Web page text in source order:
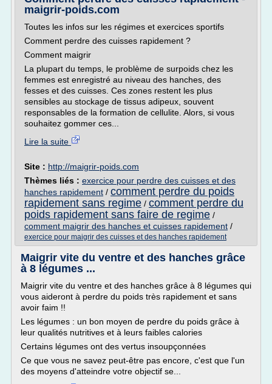
maigrir-poids.com
Toutes les infos sur les régimes et exercices sportifs
Comment perdre des cuisses rapidement ?
Comment maigrir
La plupart du temps, le problème de surpoids chez les
femmes est enregistré au niveau des hanches, des
fesses et des cuisses. Ces zones restent les plus
sensibles au stockage de tissus adipeux, souvent
responsables de la formation de cellulite. Alors, si vous
souhaitez gommer ces...
Lire la suite
Site : http://maigrir-poids.com
Thèmes liés : exercice pour perdre des cuisses et des
hanches rapidement / comment perdre du poids
rapidement sans regime / comment perdre du
poids rapidement sans faire de regime /
comment maigrir des hanches et cuisses rapidement /
exercice pour maigrir des cuisses et des hanches rapidement
Maigrir vite du ventre et des hanches grâce
à 8 légumes ...
Maigrir vite du ventre et des hanches grâce à 8 légumes qui
vous aideront à perdre du poids très rapidement et sans
avoir faim !!
Les légumes : un bon moyen de perdre du poids grâce à
leur qualités nutritives et à leurs faibles calories
Certains légumes ont des vertus insoupçonnées
Ce que vous ne savez peut-être pas encore, c'est que l'un
des moyens d'atteindre votre objectif se...